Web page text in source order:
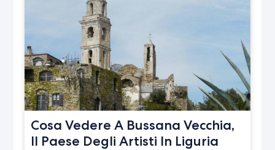
Cosa Vedere A Bussana Vecchia,
Il Paese Degli Artisti In Liguria